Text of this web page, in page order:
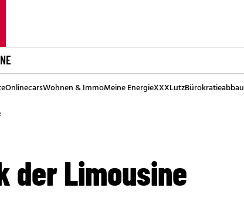
OnlinecarsWohnen & ImmoMeine EnergieXXXLutzBürokratieabbau
der Limousine